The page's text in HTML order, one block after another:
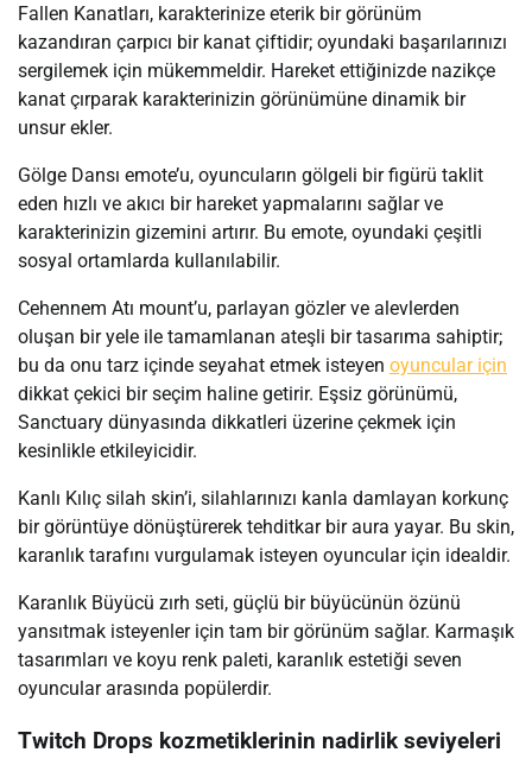
Fallen Kanatları, karakterinize eterik bir görünüm
kazandıran çarpıcı bir kanat çiftidir; oyundaki başarılarınızı
sergilemek için mükemmeldir. Hareket ettiğinizde nazikçe
kanat çırparak karakterinizin görünümüne dinamik bir
unsur ekler.
Gölge Dansı emote’u, oyuncuların gölgeli bir figürü taklit
eden hızlı ve akıcı bir hareket yapmalarını sağlar ve
karakterinizin gizemini artırır. Bu emote, oyundaki çeşitli
sosyal ortamlarda kullanılabilir.
Cehennem Atı mount’u, parlayan gözler ve alevlerden
oluşan bir yele ile tamamlanan ateşli bir tasarıma sahiptir;
bu da onu tarz içinde seyahat etmek isteyen oyuncular için
dikkat çekici bir seçim haline getirir. Eşsiz görünümü,
Sanctuary dünyasında dikkatleri üzerine çekmek için
kesinlikle etkileyicidir.
Kanlı Kılıç silah skin’i, silahlarınızı kanla damlayan korkunç
bir görüntüye dönüştürerek tehditkar bir aura yayar. Bu skin,
karanlık tarafını vurgulamak isteyen oyuncular için idealdir.
Karanlık Büyücü zırh seti, güçlü bir büyücünün özünü
yansıtmak isteyenler için tam bir görünüm sağlar. Karmaşık
tasarımları ve koyu renk paleti, karanlık estetiği seven
oyuncular arasında popülerdir.
Twitch Drops kozmetiklerinin nadirlik seviyeleri